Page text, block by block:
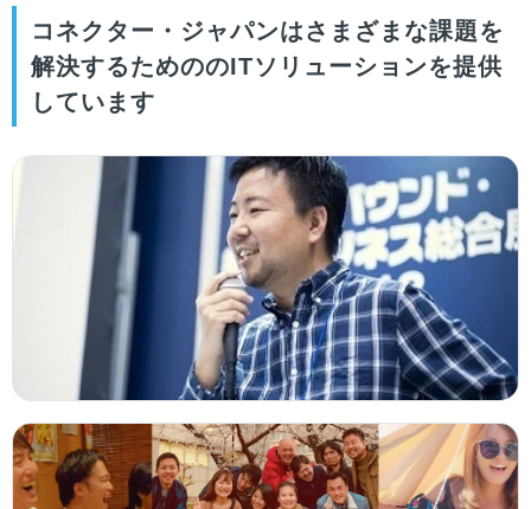
コネクター・ジャパンはさまざまな課題を
解決するためののITソリューションを提供
しています